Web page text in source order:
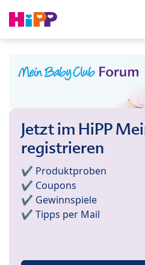
Jetzt im HiPP
registrieren
✔️ Produktproben
✔️ Coupons
✔️ Gewinnspiele
✔️ Tipps per Mail